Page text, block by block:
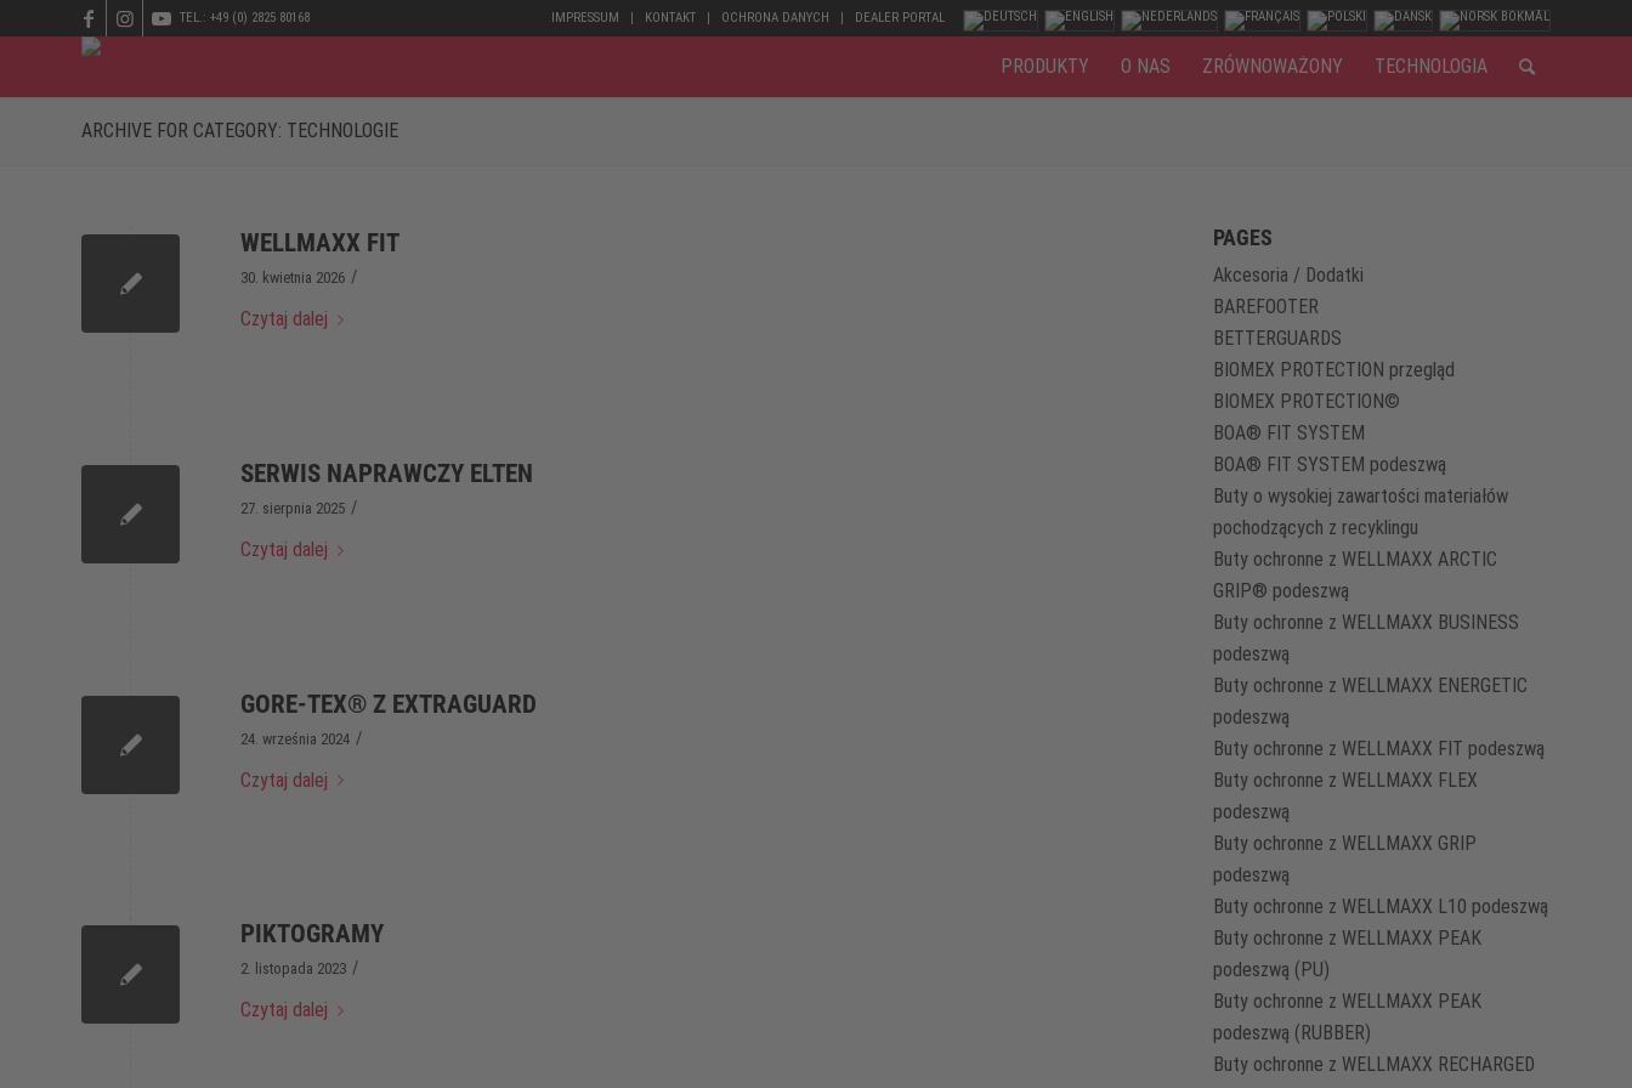
IMPRESSUM KONTAKT OCHRONA DANYCH DEALER PORTAL
TEL.: +49 (0) 2825 80168
PRODUKTY O NAS ZRÓWNOWAŻONY TECHNOLOGIA
ARCHIVE FOR CATEGORY: TECHNOLOGIE
WELLMAXX FIT
30. kwietnia 2026 /
Czytaj dalej
SERWIS NAPRAWCZY ELTEN
27. sierpnia 2025 /
Czytaj dalej
GORE-TEX® Z EXTRAGUARD
24. września 2024 /
Czytaj dalej
PIKTOGRAMY
2. listopada 2023 /
Czytaj dalej
PAGES
Akcesoria / Dodatki
BAREFOOTER
BETTERGUARDS
BIOMEX PROTECTION przegląd
BIOMEX PROTECTION©
BOA® FIT SYSTEM
BOA® FIT SYSTEM podeszwą
Buty o wysokiej zawartości materiałów
pochodzących z recyklingu
Buty ochronne z WELLMAXX ARCTIC
GRIP® podeszwą
Buty ochronne z WELLMAXX BUSINESS
podeszwą
Buty ochronne z WELLMAXX ENERGETIC
podeszwą
Buty ochronne z WELLMAXX FIT podeszwą
Buty ochronne z WELLMAXX FLEX
podeszwą
Buty ochronne z WELLMAXX GRIP
podeszwą
Buty ochronne z WELLMAXX L10 podeszwą
Buty ochronne z WELLMAXX PEAK
podeszwą (PU)
Buty ochronne z WELLMAXX PEAK
podeszwą (RUBBER)
Buty ochronne z WELLMAXX RECHARGED